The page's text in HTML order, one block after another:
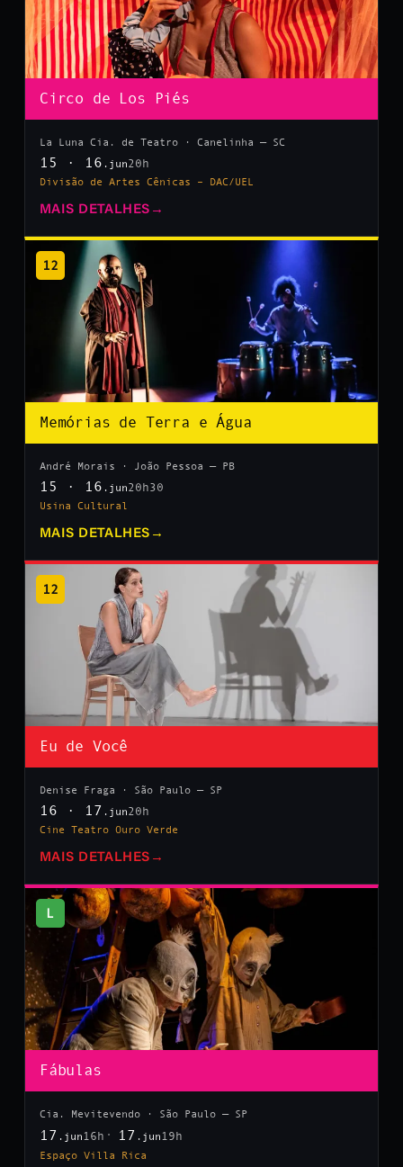
Circo de Los Piés
La Luna Cia. de Teatro · Canelinha — SC
15 · 16 .jun20h
Divisão de Artes Cênicas – DAC/UEL
MAIS DETALHES →
12
Memórias de Terra e Água
André Morais · João Pessoa — PB
15 · 16 .jun20h30
Usina Cultural
MAIS DETALHES →
12
Eu de Você
Denise Fraga · São Paulo — SP
16 · 17 .jun20h
Cine Teatro Ouro Verde
MAIS DETALHES →
L
Fábulas
Cia. Mevitevendo · São Paulo — SP
17 .jun 16h 17 .jun 19h
Espaço Villa Rica